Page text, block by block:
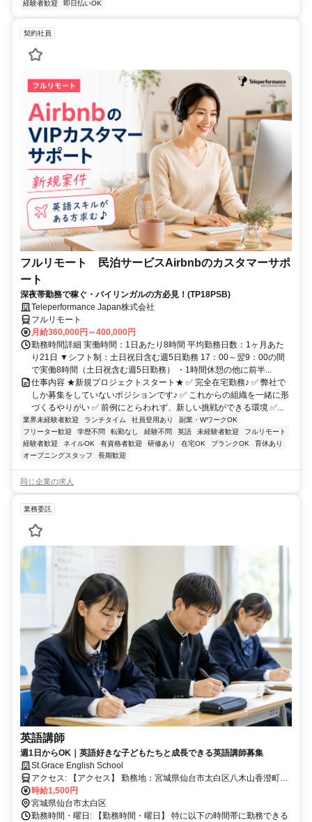
経験者歓迎
即日払いOK
契約社員
フルリモート 民泊サービスAirbnbのカスタマーサポ
ート
深夜帯勤務で稼ぐ・バイリンガルの方必見！(TP18PSB)
Teleperformance Japan株式会社
フルリモート
月給360,000円～400,000円
勤務時間詳細 実働時間：1日あたり8時間 平均勤務日数：1ヶ月あた
り21日 ▼シフト制：土日祝日含む週5日勤務 17：00～翌9：00の間
で実働8時間（土日祝含む週5日勤務） ・1時間休憩の他に前半...
仕事内容 ★新規プロジェクトスタート★ ✅ 完全在宅勤務♪ ✅ 弊社で
しか募集をしていないポジションです♪ ✅ これからの組織を一緒に形
づくるやりがい ✅ 前例にとらわれず、新しい挑戦ができる環境 ✅...
業界未経験者歓迎 ランチタイム 社員登用あり
副業・WワークOK
フリーター歓迎
学歴不問 転勤なし 経験不問 英語 未経験者歓迎
フルリモート
経験者歓迎
ネイルOK 有資格者歓迎 研修あり 在宅OK ブランクOK
育休あり
オープニングスタッフ
長期歓迎
同じ企業の求人
業務委託
英語講師
週1日からOK｜英語好きな子どもたちと成長できる英語講師募集
St.Grace English School
アクセス: 【アクセス】 勤務地：宮城県仙台市太白区八木山香澄町3-
19 ・仙台駅よりバス約20分 ・地下鉄東西線「八木山動物公園駅」よ
りバス約20分 ・「緑町」バス停下車 徒歩5分以内
時給1,500円
宮城県仙台市太白区
勤務時間・曜日: 【勤務時間・曜日】 特に以下の時間帯に勤務できる